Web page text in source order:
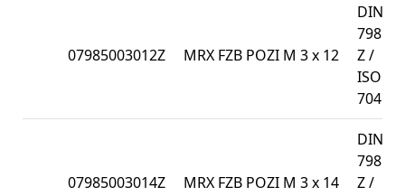
07985003012Z MRX FZB POZI M 3 x 12
DIN
7985-
Z /
ISO
7045
07985003014Z MRX FZB POZI M 3 x 14
DIN
7985-
Z /